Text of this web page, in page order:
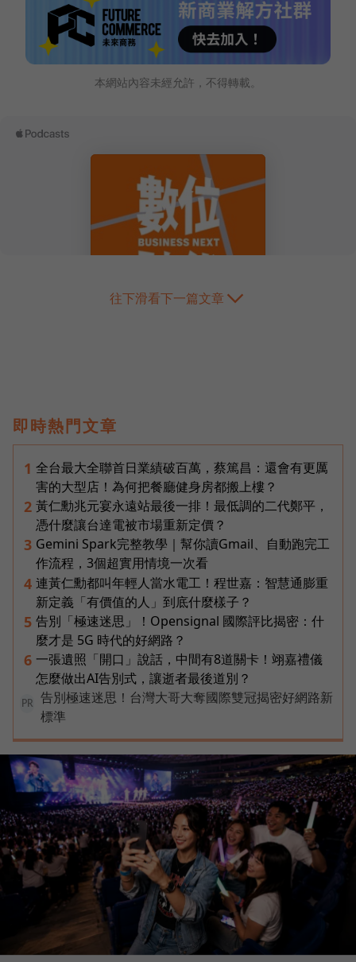
本網站內容未經允許，不得轉載。
往下滑看下一篇文章
即時熱門文章
1 全台最大全聯首日業績破百萬，蔡篤昌：還會有更厲
害的大型店！為何把餐廳健身房都搬上樓？
2 黃仁勳兆元宴永遠站最後一排！最低調的二代鄭平，
憑什麼讓台達電被市場重新定價？
3 Gemini Spark完整教學｜幫你讀Gmail、自動跑完工
作流程，3個超實用情境一次看
4 連黃仁勳都叫年輕人當水電工！程世嘉：智慧通膨重
新定義「有價值的人」到底什麼樣子？
5 告別「極速迷思」！Opensignal 國際評比揭密：什
麼才是 5G 時代的好網路？
6 一張遺照「開口」說話，中間有8道關卡！翊嘉禮儀
怎麼做出AI告別式，讓逝者最後道別？
PR
告別極速迷思！台灣大哥大奪國際雙冠揭密好網路新
標準